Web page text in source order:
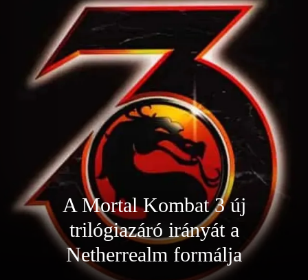
A Mortal Kombat 3 új
trilógiazáró irányát a
Netherrealm formálja